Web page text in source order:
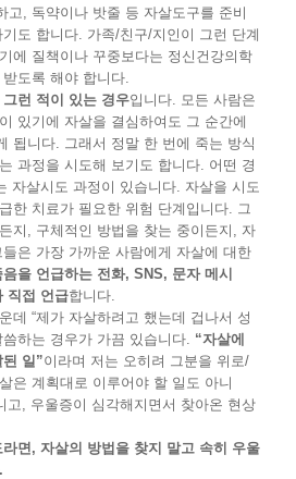
고, 독약이나 밧줄 등 자살도구를 준비
도 합니다. 가족/친구/지인이 그런 단계
에 질책이나 꾸중보다는 정신건강의학
도록 해야 합니다.
런 적이 있는 경우입니다. 모든 사람은
있기에 자살을 결심하여도 그 순간에
됩니다. 그래서 정말 한 번에 죽는 방식
과정을 시도해 보기도 합니다. 어떤 경
자살시도 과정이 있습니다. 자살을 시도
한 치료가 필요한 위험 단계입니다. 그
지, 구체적인 방법을 찾는 중이든지, 자
은 가장 가까운 사람에게 자살에 대한
음을 언급하는 전화, SNS, 문자 메시
직접 언급합니다.
데 “제가 자살하려고 했는데 겁나서 성
하는 경우가 가끔 있습니다. “자살에
일 ”이라며 저는 오히려 그분을 위로/
은 계획대로 이루어야 할 일도 아니
고, 우울증이 심각해지면서 찾아온 현상
면, 자살의 방법을 찾지 말고 속히 우울